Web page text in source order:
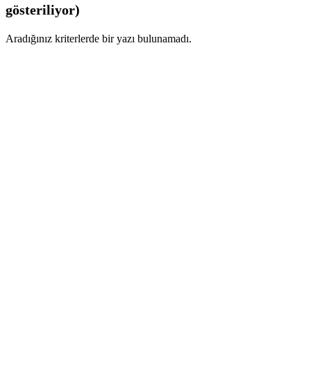
gösteriliyor)
Aradığınız kriterlerde bir yazı bulunamadı.